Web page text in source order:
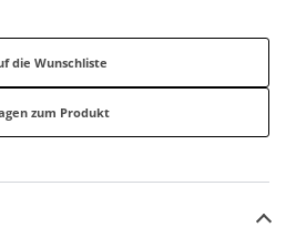
die Wunschliste
zum Produkt